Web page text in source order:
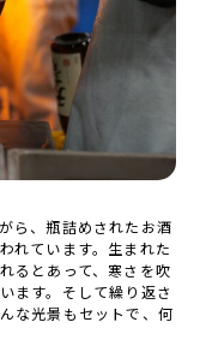
ら、瓶詰めされたお酒
れています。生まれた
るとあって、寒さを吹
ます。そして繰り返さ
な光景もセットで、何